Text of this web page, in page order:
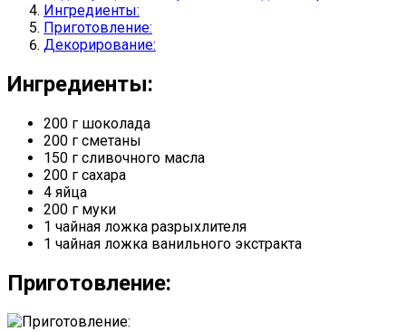
Ингредиенты:
Приготовление:
Декорирование:
Ингредиенты:
200 г шоколада
200 г сметаны
150 г сливочного масла
200 г сахара
4 яйца
200 г муки
1 чайная ложка разрыхлителя
1 чайная ложка ванильного экстракта
Приготовление: